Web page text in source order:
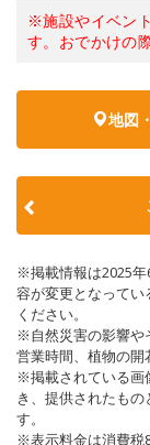
※施設やイベン
す。おでかけの
地図
※掲載情報は2025
容が変更となって
ください。
※自然災害の影響や
営業時間、植物の開
※掲載されている画
き、提供されたも
す。
※表示料金は消費税